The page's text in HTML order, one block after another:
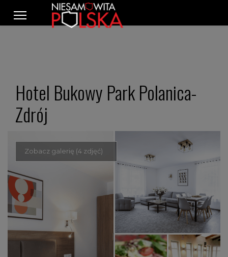
Hotel Bukowy Park Polanica-
Zdrój
Zobacz galerię (4 zdjęć)